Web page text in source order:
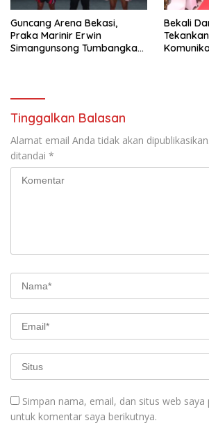
Guncang Arena Bekasi,
Praka Marinir Erwin
Simangunsong Tumbangkan
Bekali
Tinggalkan Balasan
Alamat email Anda tidak akan dipublikasikan.
ditandai *
Simpan nama, email, dan situs web saya
untuk komentar saya berikutnya.